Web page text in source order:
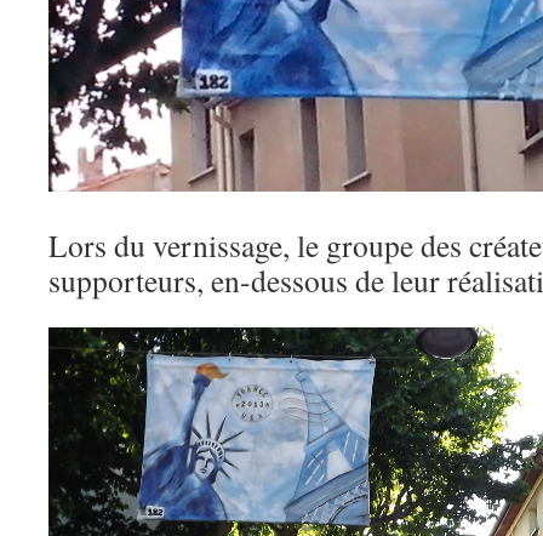
Lors du vernissage, le groupe des
supporteurs, en-dessous de leur